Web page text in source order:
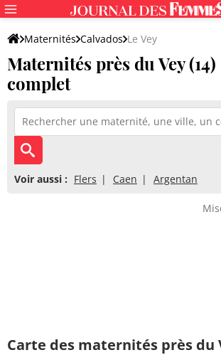
Maternités Calvados Le Vey
Maternités près du Vey
complet
Voir aussi : Flers Caen Argentan
Carte des maternités près du